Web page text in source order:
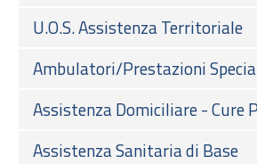
U.O.S. Assistenza Territoriale
Ambulatori/Prestazioni
Assistenza Domiciliare - Cure
Assistenza Sanitaria di Base